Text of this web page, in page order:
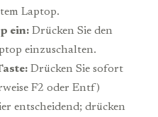
Laptop.
ein: Drücken Sie den
einzuschalten.
Drücken Sie sofort
F2 oder Entf)
entscheidend; drücken